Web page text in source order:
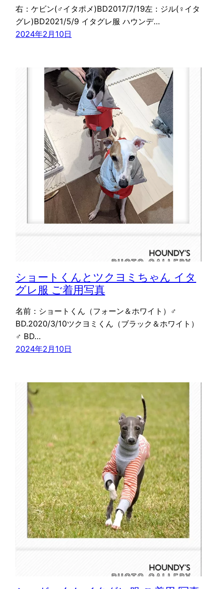
右：ケビン(♂イタポメ)BD2017/7/19左：ジル(♀イタ
グレ)BD2021/5/9 イタグレ服 ハウンデ…
2024年2月10日
ショートくんとツクヨミちゃん イタ
グレ服 ご着用写真
名前：ショートくん（フォーン＆ホワイト）♂
BD.2020/3/10ツクヨミくん（ブラック＆ホワイト）
♂ BD…
2024年2月10日